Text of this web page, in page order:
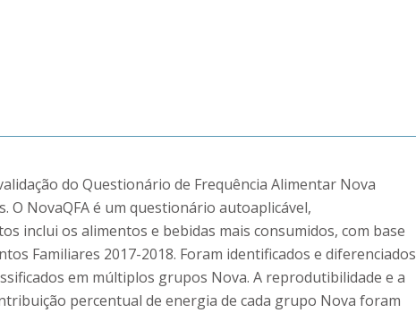
do Questionário de Frequência Alimentar Nova
O NovaQFA é um questionário autoaplicável,
inclui os alimentos e bebidas mais consumidos, com base
Familiares 2017-2018. Foram identificados e diferenciados
em múltiplos grupos Nova. A reprodutibilidade e a
percentual de energia de cada grupo Nova foram